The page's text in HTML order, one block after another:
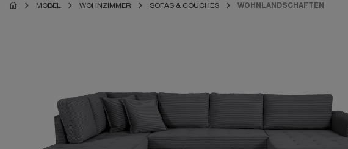
MÖBEL WOHNZIMMER SOFAS & COUCHES WOHNLANDSCHAFTEN